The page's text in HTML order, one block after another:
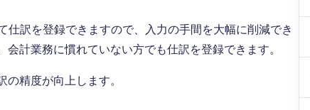
訳を登録できますので、入力の手間を大幅に削減でき
計業務に慣れていない方でも仕訳を登録できます。
の精度が向上します。